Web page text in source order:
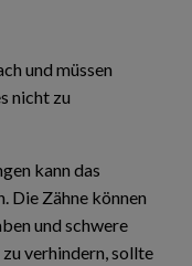
und müssen
nicht zu
kann das
Die Zähne können
und schwere
verhindern, sollte